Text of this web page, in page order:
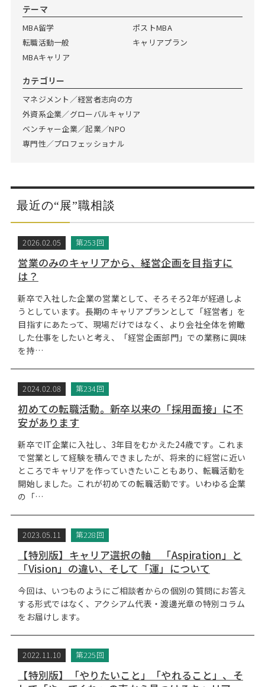
テーマ
MBA留学
ポストMBA
転職活動一般
キャリアプラン
MBAキャリア
カテゴリー
マネジメント／経営者志向の方
外資系企業／グローバルキャリア
ベンチャー企業／起業／NPO
専門性／プロフェッショナル
最近の“展”職相談
2026.02.05 第253回
営業のみのキャリアから、経営企画を目指すに
は？
新卒で入社した企業の営業として、そろそろ2年が経過しよ
うとしています。長期のキャリアプランとして「経営者」を
目指すにあたって、現場だけではなく、より会社全体を俯瞰
した仕事をしたいと考え、「経営企画部門」での業務に興味
を持…
2024.02.08 第234回
初めての転職活動。新卒以来の「採用面接」に不
安があります
新卒でIT企業に入社し、3年目をむかえた24歳です。これま
で営業として経験を積んできましたが、将来的に経営に近い
ところでキャリアを作っていきたいこともあり、転職活動を
開始しました。これが初めての転職活動です。いわゆる企業
の「…
2023.05.11 第228回
【特別版】キャリア選択の軸 「Aspiration」と
「Vision」の違い、そして「運」について
今回は、いつものようにご相談者からの個別の質問にお答え
する形式ではなく、アクシアム代表・渡邊光章の特別コラム
をお届けします。
2022.11.10 第225回
【特別版】「やりたいこと」「やれること」、そ